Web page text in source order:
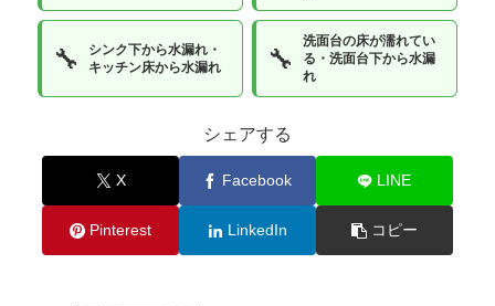
🔧
シンク下から水漏れ・
キッチン床から水漏れ
🔧
洗面台の床が濡れてい
る・洗面台下から水漏
れ
シェアする
X Facebook LINE
Pinterest LinkedIn コピー